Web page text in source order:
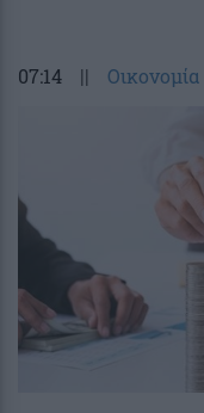
07:14 || Οικονομία